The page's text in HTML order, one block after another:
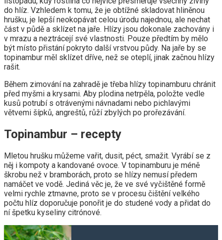
do hlíz. Vzhledem k tomu, že je obtížné skladovat hliněnou
hrušku, je lepší neokopávat celou úrodu najednou, ale nechat
část v půdě a sklízet na jaře. Hlízy jsou dokonale zachovány i
v mrazu a neztrácejí své vlastnosti. Pouze předtím by mělo
být místo přistání pokryto další vrstvou půdy. Na jaře by se
topinambur měl sklízet dříve, než se oteplí, jinak začnou hlízy
rašit.
Během zimování na zahradě je třeba hlízy topinamburu chránit
před myšmi a krysami. Aby plodina netrpěla, položte vedle
kusů potrubí s otrávenými návnadami nebo pichlavými
větvemi šípků, angreštů, růží zbylých po prořezávání.
Topinambur – recepty
Mletou hrušku můžeme vařit, dusit, péct, smažit. Vyrábí se z
něj i kompoty a kandované ovoce. V topinamburu je méně
škrobu než v bramborách, proto se hlízy nemusí předem
namáčet ve vodě. Jediná věc je, že ve své vyčištěné formě
velmi rychle ztmavne, proto se v procesu čištění velkého
počtu hlíz doporučuje ponořit je do studené vody a přidat do
ní špetku kyseliny citrónové.